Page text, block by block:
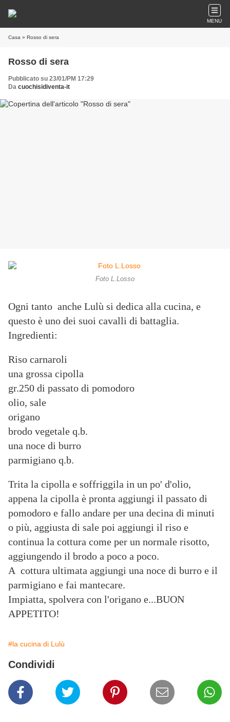
MENU
Casa » Rosso di sera
Rosso di sera
Pubblicato su 23/01/PM 17:29
Da cuochisidiventa-it
Foto L.Losso
Ogni tanto anche Lulù si dedica alla cucina, e
questo è uno dei suoi cavalli di battaglia.
Ingredienti:
Riso carnaroli
una grossa cipolla
gr.250 di passato di pomodoro
olio, sale
origano
brodo vegetale q.b.
una noce di burro
parmigiano q.b.
Trita la cipolla e soffriggila in un po' d'olio,
appena la cipolla è pronta aggiungi il passato di
pomodoro e fallo andare per una decina di minuti
o più, aggiusta di sale poi aggiungi il riso e
continua la cottura come per un normale risotto,
aggiungendo il brodo a poco a poco.
A cottura ultimata aggiungi una noce di burro e il
parmigiano e fai mantecare.
Impiatta, spolvera con l'origano e...BUON
APPETITO!
#la cucina di Lulù
Condividi